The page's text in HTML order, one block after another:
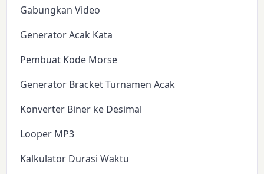
Gabungkan Video
Generator Acak Kata
Pembuat Kode Morse
Generator Bracket Turnamen Acak
Konverter Biner ke Desimal
Looper MP3
Kalkulator Durasi Waktu